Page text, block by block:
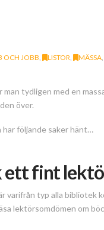
OCH JOBB, LISTOR, MÄSSA,
tydligen med en
över.
har följande saker hänt…
ett fint
typ alla bibliotek
lektörsomdömen om